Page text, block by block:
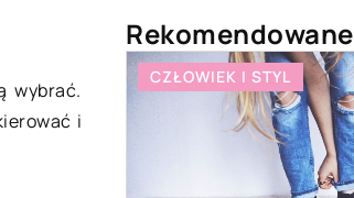
wybrać.
i
Rekomendowane
CZŁOWIEK I STYL